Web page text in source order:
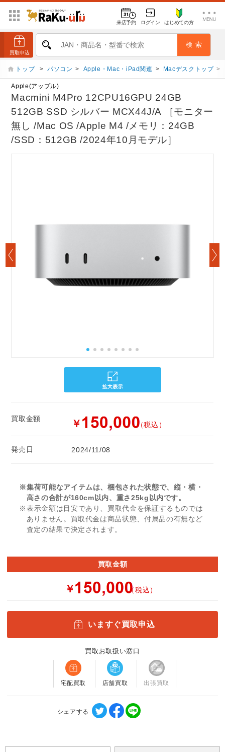
来店予約 ログイン はじめての方
トップ > パソコン > Apple・Mac・iPad関連 > Macデスクトップ >
Apple(アップル)
Macmini M4Pro 12CPU16GPU 24GB
512GB SSD シルバー MCX44J/A ［モニター
無し /Mac OS /Apple M4 /メモリ：24GB
/SSD：512GB /2024年10月モデル］
買取金額 ￥ （税込）
発売日 2024/11/08
※集荷可能なアイテムは、梱包された状態で、縦・横・
高さの合計が160cm以内、重さ25kg以内です。
※表示金額は目安であり、買取代金を保証するものでは
ありません。買取代金は商品状態、付属品の有無など
査定の結果で決定されます。
買取金額
￥ （税込）
いますぐ買取申込
買取お取扱い窓口
宅配買取 店舗買取 出張買取
シェアする